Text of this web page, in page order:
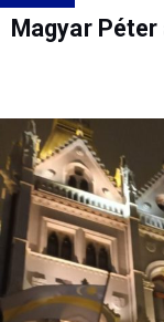
Magyar